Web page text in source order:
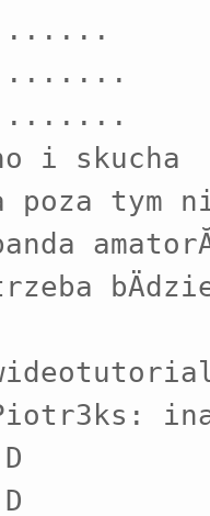
........